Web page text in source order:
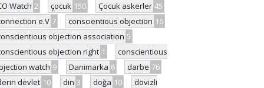
Watch 2 çocuk 150 Çocuk askerler 45
e.V 7 conscientious objection 16
objection association 5
objection right 1
conscientious
watch 9 Danimarka 6 darbe 76
devlet 10 din 3 doğa 10
dövizli